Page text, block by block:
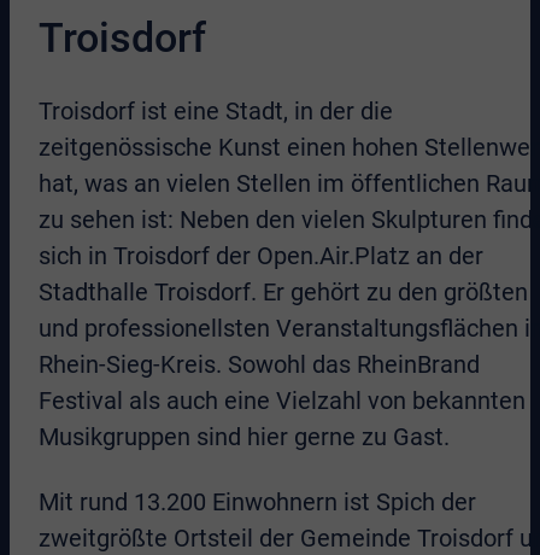
Troisdorf
Troisdorf ist eine Stadt, in der die
zeitgenössische Kunst einen hohen
hat, was an vielen Stellen im öffentlichen
zu sehen ist: Neben den vielen Skulpturen
sich in Troisdorf der Open.Air.Platz an der
Stadthalle Troisdorf. Er gehört zu den größten
und professionellsten Veranstaltungsflächen
Rhein-Sieg-Kreis. Sowohl das RheinBrand
Festival als auch eine Vielzahl von bekannten
Musikgruppen sind hier gerne zu Gast.
Mit rund 13.200 Einwohnern ist Spich der
zweitgrößte Ortsteil der Gemeinde Troisdorf